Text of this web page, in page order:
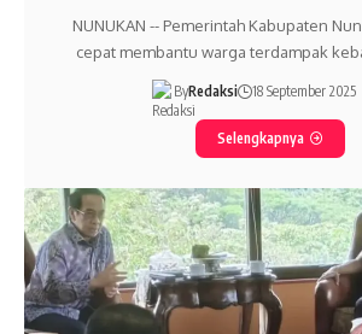
NUNUKAN -- Pemerintah Kabupaten
cepat membantu warga terdampak
ByRedaksi 18 September 2025
Selengkapnya